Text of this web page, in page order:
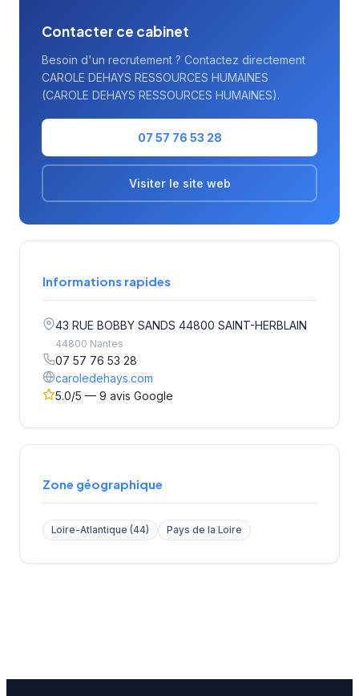
Contacter ce cabinet
Besoin d'un recrutement ? Contactez directement
CAROLE DEHAYS RESSOURCES HUMAINES
(CAROLE DEHAYS RESSOURCES HUMAINES).
07 57 76 53 28
Visiter le site web
Informations rapides
43 RUE BOBBY SANDS 44800 SAINT-HERBLAIN
44800 Nantes
07 57 76 53 28
caroledehays.com
5.0/5 — 9 avis Google
Zone géographique
Loire-Atlantique (44) Pays de la Loire